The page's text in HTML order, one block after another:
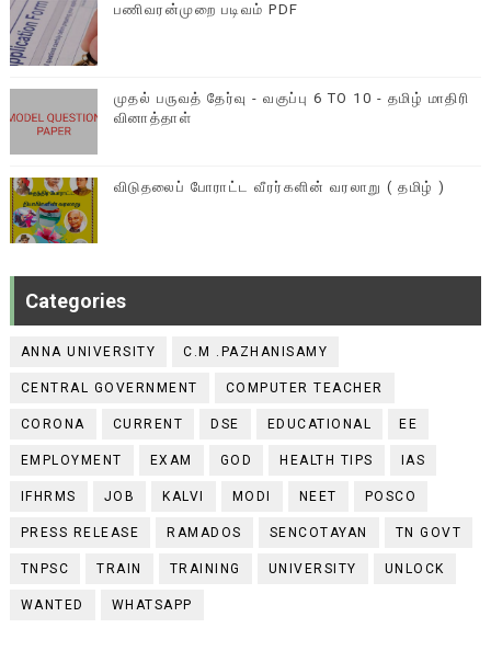
பணிவரன்முறை படிவம் PDF
முதல் பருவத் தேர்வு - வகுப்பு 6 TO 10 - தமிழ் மாதிரி
வினாத்தாள்
விடுதலைப் போராட்ட வீரர்களின் வரலாறு ( தமிழ் )
Categories
ANNA UNIVERSITY C.M .PAZHANISAMY
CENTRAL GOVERNMENT COMPUTER TEACHER
CORONA CURRENT DSE EDUCATIONAL EE
EMPLOYMENT EXAM GOD HEALTH TIPS IAS
IFHRMS JOB KALVI MODI NEET POSCO
PRESS RELEASE RAMADOS SENCOTAYAN TN GOVT
TNPSC TRAIN TRAINING UNIVERSITY UNLOCK
WANTED WHATSAPP